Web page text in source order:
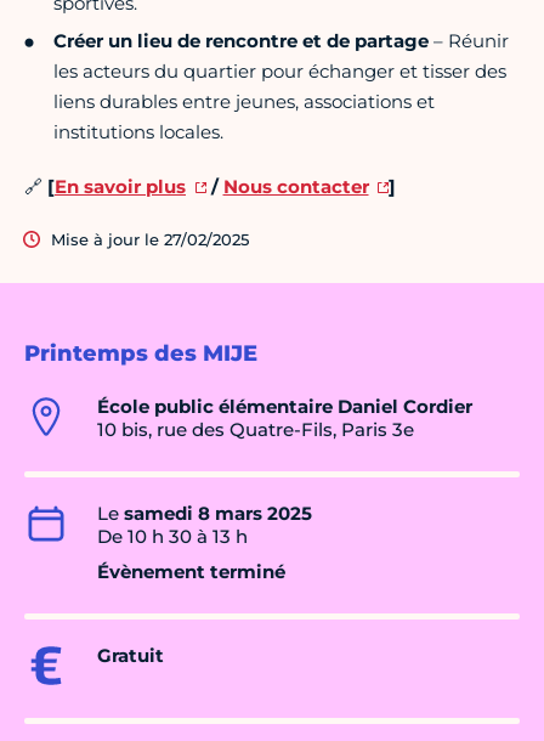
Printemps des MIJE
École public élémentaire Daniel Cordier
10 bis, rue des Quatre-Fils, Paris 3e
Le samedi 8 mars 2025
De 10 h 30 à 13 h
Évènement terminé
Gratuit
Créer un lieu de rencontre et de partage – Réunir
les acteurs du quartier pour échanger et tisser des
liens durables entre jeunes, associations et
institutions locales.
🔗 [En savoir plus / Nous contacter ]
Mise à jour le 27/02/2025